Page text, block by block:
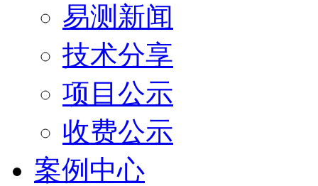
易测新闻
技术分享
项目公示
收费公示
案例中心